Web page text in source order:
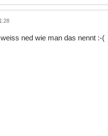
ned wie man das nennt :-(